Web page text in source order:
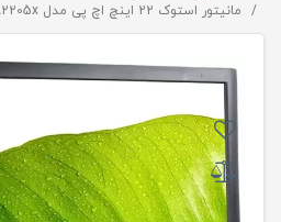
مانیتور استوک 22 اینچ اچ پی مدل HP LA2205x